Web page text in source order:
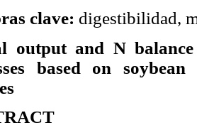
clave: digestibilidad,
output and N
based on